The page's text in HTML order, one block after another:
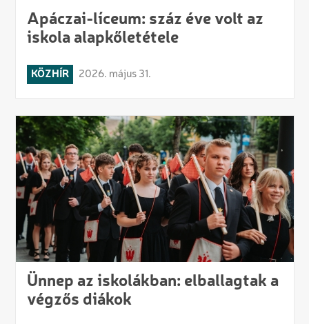
Apáczai-líceum: száz éve volt az
iskola alapkőletétele
KÖZHÍR 2026. május 31.
Ünnep az iskolákban: elballagtak a
végzős diákok